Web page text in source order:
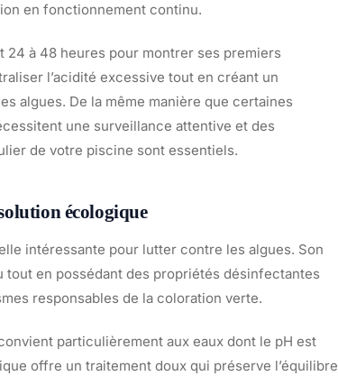
en fonctionnement continu.
à 48 heures pour montrer ses premiers
l’acidité excessive tout en créant un
algues. De la même manière que certaines
une surveillance attentive et des
de votre piscine sont essentiels.
écologique
intéressante pour lutter contre les algues. Son
tout en possédant des propriétés désinfectantes
responsables de la coloration verte.
particulièrement aux eaux dont le pH est
offre un traitement doux qui préserve l’équilibre